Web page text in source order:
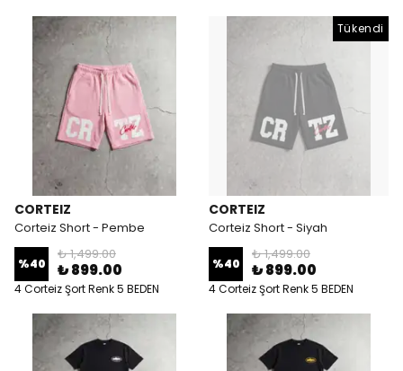
CORTEIZ
Corteiz Short - Pembe
%40
₺ 1,499.00
₺ 899.00
4 Corteiz Şort Renk 5 BEDEN
Tükendi
CORTEIZ
Corteiz Short - Siyah
%40
₺ 1,499.00
₺ 899.00
4 Corteiz Şort Renk 5 BEDEN